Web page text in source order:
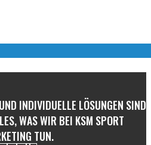
INDIVIDUELLE LÖSUNGEN SIND
WAS WIR BEI KSM SPORT
TUN.